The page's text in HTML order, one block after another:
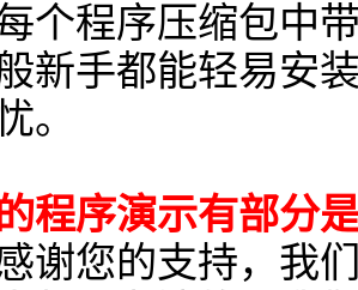
个程序压缩包中
新手都能轻易安
。
程序演示有部分
谢您的支持，我